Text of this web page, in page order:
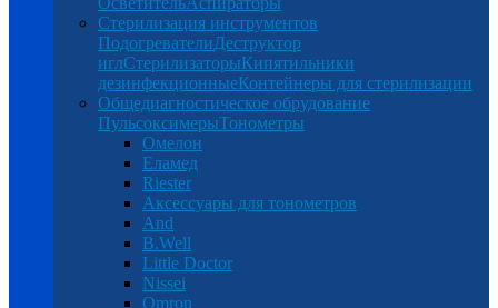
Стерилизация инструментов
ПодогревателиДеструктор
иглСтерилизаторыКипятильники
дезинфекционныеКонтейнеры для стерилизации
Общедиагностическое обрудование
ПульсоксимерыТонометры
Омелон
Еламед
Riester
Аксессуары для тонометров
And
B.Well
Little Doctor
Nissei
Omron